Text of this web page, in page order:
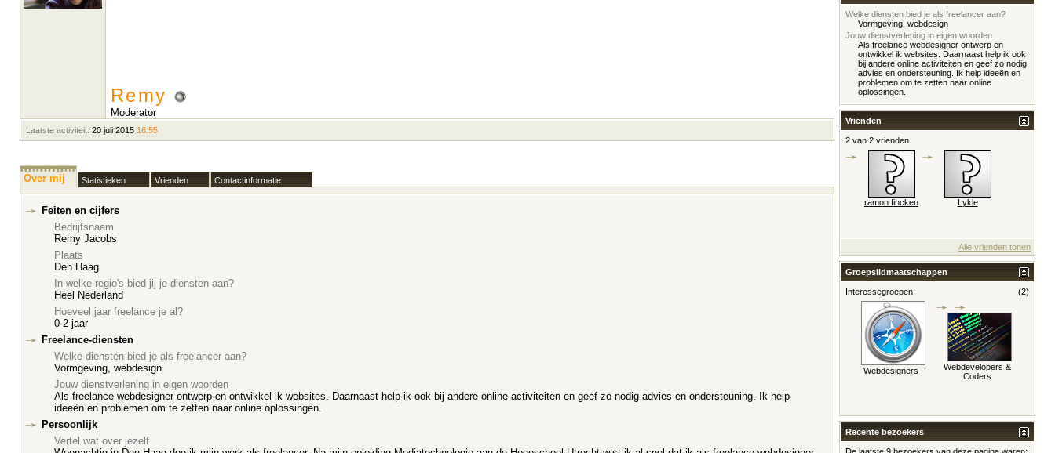
Remy
Moderator
Laatste activiteit: 20 juli 2015 16:55
Over mij Statistieken Vrienden Contactinformatie
Feiten en cijfers
Bedrijfsnaam
Remy Jacobs
Plaats
Den Haag
In welke regio's bied jij je diensten aan?
Heel Nederland
Hoeveel jaar freelance je al?
0-2 jaar
Freelance-diensten
Welke diensten bied je als freelancer aan?
Vormgeving, webdesign
Jouw dienstverlening in eigen woorden
Als freelance webdesigner ontwerp en ontwikkel ik websites. Daarnaast help ik ook bij andere online activiteiten en geef zo nodig advies en ondersteuning. Ik help
ideeën en problemen om te zetten naar online oplossingen.
Persoonlijk
Vertel wat over jezelf
Welke diensten bied je als freelancer aan?
Vormgeving, webdesign
Jouw dienstverlening in eigen woorden
Als freelance webdesigner ontwerp en
ontwikkel ik websites. Daarnaast help ik ook
bij andere online activiteiten en geef zo nodig
advies en ondersteuning. Ik help ideeën en
problemen om te zetten naar online
oplossingen.
Vrienden
2 van 2 vrienden
ramon fincken Lykle
Alle vrienden tonen
Groepslidmaatschappen
(2)
Interessegroepen:
Webdesigners
Webdevelopers &
Coders
Recente bezoekers